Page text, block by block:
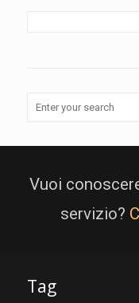
Vuoi
servizio?
Tag